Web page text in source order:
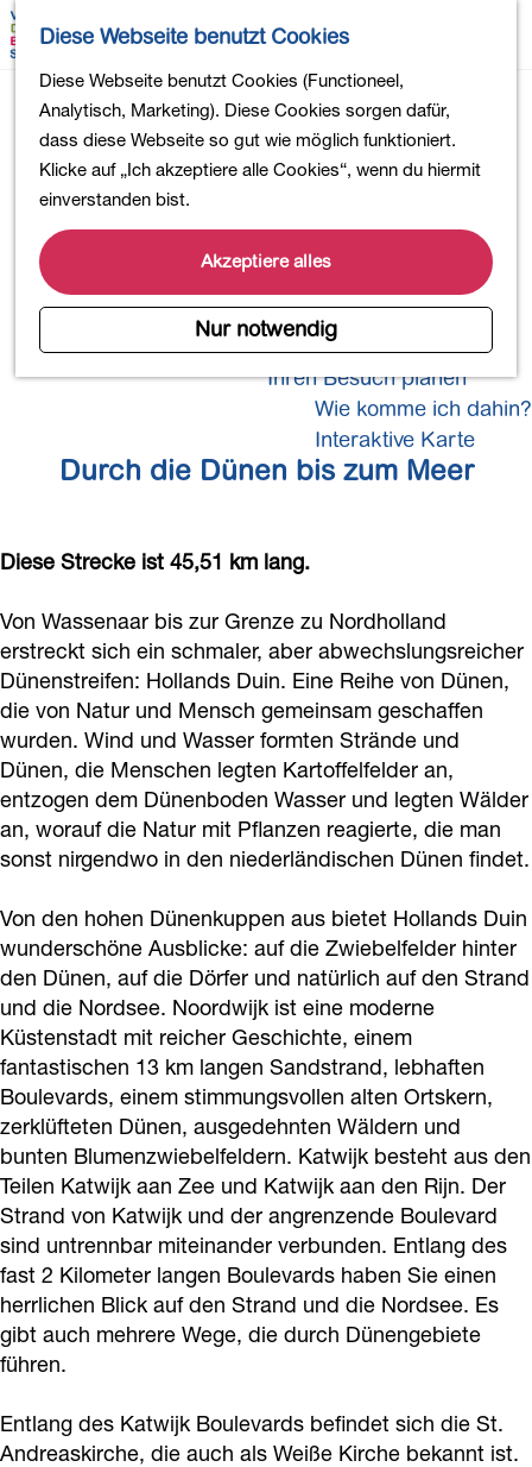
Diese Webseite benutzt Cookies
Diese Webseite benutzt Cookies (Functioneel,
Analytisch, Marketing). Diese Cookies sorgen dafür,
dass diese Webseite so gut wie möglich funktioniert.
Klicke auf „Ich akzeptiere alle Cookies“, wenn du hiermit
einverstanden bist.
Akzeptiere alles
Nur notwendig
a
e
K
r
t
e
S
c
h
e
n
e
n
ü
Einkaufen
Essen und Trinken
Kinderaktivitäten
In die Natur
Polder und Seen
Museen und mehr
Aktiv und gesund
4-Tage-Wanderung
Übernachtungen
Ihren Besuch planen
Wie komme ich dahin?
Interaktive Karte
Küste und Dünen
Durch die Dünen bis zum Meer
Diese Strecke ist 45,51 km lang.
Von Wassenaar bis zur Grenze zu Nordholland
erstreckt sich ein schmaler, aber abwechslungsreicher
Dünenstreifen: Hollands Duin. Eine Reihe von Dünen,
die von Natur und Mensch gemeinsam geschaffen
wurden. Wind und Wasser formten Strände und
Dünen, die Menschen legten Kartoffelfelder an,
entzogen dem Dünenboden Wasser und legten Wälder
an, worauf die Natur mit Pflanzen reagierte, die man
sonst nirgendwo in den niederländischen Dünen findet.
Von den hohen Dünenkuppen aus bietet Hollands Duin
wunderschöne Ausblicke: auf die Zwiebelfelder hinter
den Dünen, auf die Dörfer und natürlich auf den Strand
und die Nordsee. Noordwijk ist eine moderne
Küstenstadt mit reicher Geschichte, einem
fantastischen 13 km langen Sandstrand, lebhaften
Boulevards, einem stimmungsvollen alten Ortskern,
zerklüfteten Dünen, ausgedehnten Wäldern und
bunten Blumenzwiebelfeldern. Katwijk besteht aus den
Teilen Katwijk aan Zee und Katwijk aan den Rijn. Der
Strand von Katwijk und der angrenzende Boulevard
sind untrennbar miteinander verbunden. Entlang des
fast 2 Kilometer langen Boulevards haben Sie einen
herrlichen Blick auf den Strand und die Nordsee. Es
gibt auch mehrere Wege, die durch Dünengebiete
führen.
Entlang des Katwijk Boulevards befindet sich die St.
Andreaskirche, die auch als Weiße Kirche bekannt ist.